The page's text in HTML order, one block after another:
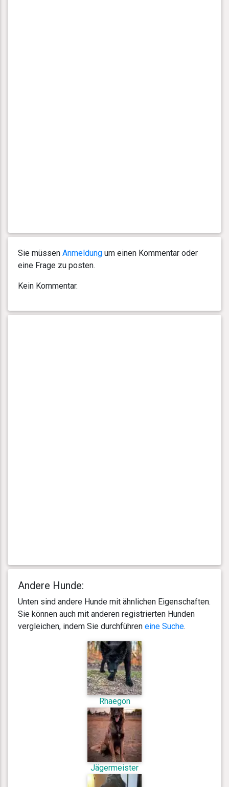
Sie müssen Anmeldung um einen Kommentar oder
eine Frage zu posten.
Kein Kommentar.
Andere Hunde:
Unten sind andere Hunde mit ähnlichen Eigenschaften.
Sie können auch mit anderen registrierten Hunden
vergleichen, indem Sie durchführen eine Suche.
Rhaegon
Jägermeister